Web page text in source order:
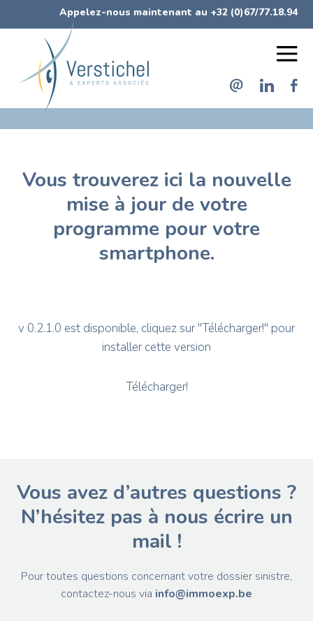
Menu
de
navigation
Menu
des
réseaux
Appelez-nous maintenant au +32 (0)67/77.18.94
Vous trouverez ici la nouvelle
mise à jour de votre
programme pour votre
smartphone.
v 0.2.1.0 est disponible, cliquez sur "Télécharger!" pour
installer cette version
Télécharger!
Vous avez d’autres questions ?
N’hésitez pas à nous écrire un
mail !
Pour toutes questions concernant votre dossier sinistre,
contactez-nous via info@immoexp.be